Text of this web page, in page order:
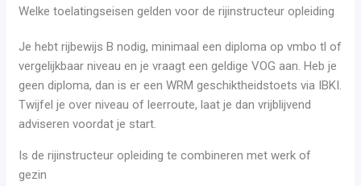
Welke toelatingseisen gelden voor de rijinstructeur opleiding
Je hebt rijbewijs B nodig, minimaal een diploma op vmbo tl of
vergelijkbaar niveau en je vraagt een geldige VOG aan. Heb je
geen diploma, dan is er een WRM geschiktheidstoets via IBKI.
Twijfel je over niveau of leerroute, laat je dan vrijblijvend
adviseren voordat je start.
Is de rijinstructeur opleiding te combineren met werk of
gezin